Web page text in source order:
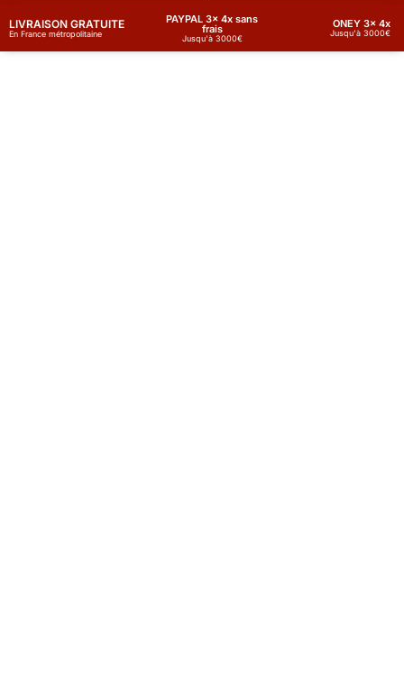
LIVRAISON GRATUITE
En France métropolitaine
PAYPAL 3x 4x sans
frais
Jusqu'à 3000€
ONEY 3x 4x
Jusqu'à 3000€